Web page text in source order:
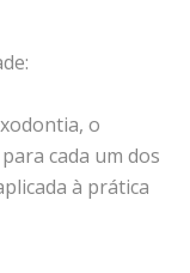
o
cada um dos
à prática